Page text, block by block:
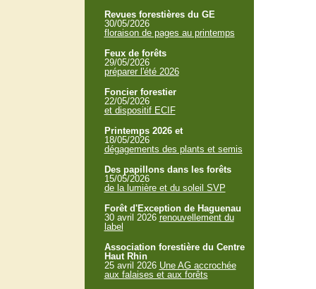
Revues forestières du GE
30/05/2026
floraison de pages au printemps
Feux de forêts
29/05/2026
préparer l'été 2026
Foncier forestier
22/05/2026
et dispositif ECIF
Printemps 2026 et
18/05/2026
dégagements des plants et semis
Des papillons dans les forêts
15/05/2026
de la lumière et du soleil SVP
Forêt d'Exception de Haguenau
30 avril 2026 renouvellement du
label
Association forestière du Centre
Haut Rhin
25 avril 2026 Une AG accrochée
aux falaises et aux forêts